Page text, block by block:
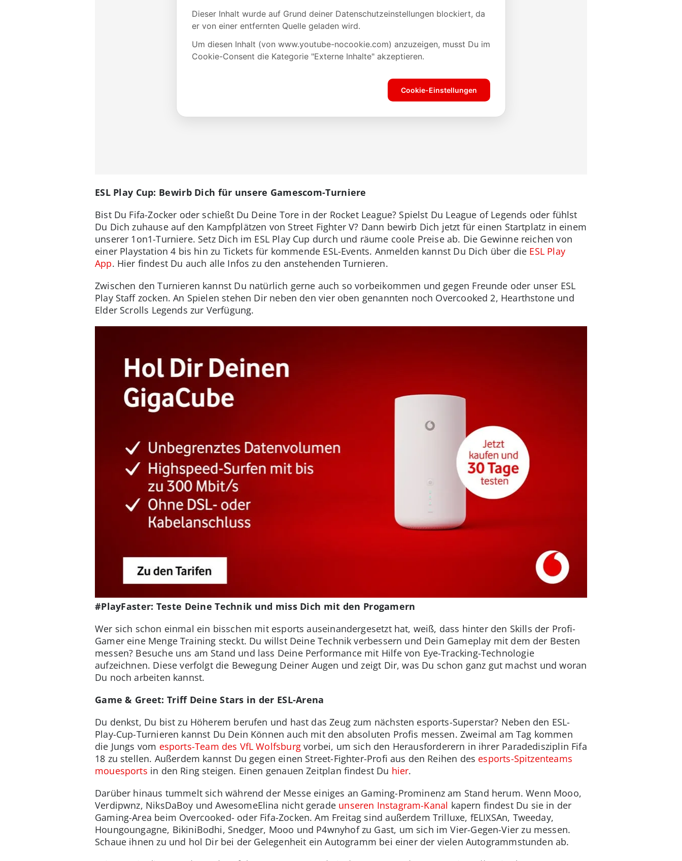
ESL Play Cup: Bewirb Dich für unsere Gamescom-Turniere
Bist Du Fifa-Zocker oder schießt Du Deine Tore in der Rocket League? Spielst Du League of Legends oder fühlst
Du Dich zuhause auf den Kampfplätzen von Street Fighter V? Dann bewirb Dich jetzt für einen Startplatz in einem
unserer 1on1-Turniere. Setz Dich im ESL Play Cup durch und räume coole Preise ab. Die Gewinne reichen von
einer Playstation 4 bis hin zu Tickets für kommende ESL-Events. Anmelden kannst Du Dich über die ESL Play
App. Hier findest Du auch alle Infos zu den anstehenden Turnieren.
Zwischen den Turnieren kannst Du natürlich gerne auch so vorbeikommen und gegen Freunde oder unser ESL
Play Staff zocken. An Spielen stehen Dir neben den vier oben genannten noch Overcooked 2, Hearthstone und
Elder Scrolls Legends zur Verfügung.
#PlayFaster: Teste Deine Technik und miss Dich mit den Progamern
Wer sich schon einmal ein bisschen mit esports auseinandergesetzt hat, weiß, dass hinter den Skills der Profi-
Gamer eine Menge Training steckt. Du willst Deine Technik verbessern und Dein Gameplay mit dem der Besten
messen? Besuche uns am Stand und lass Deine Performance mit Hilfe von Eye-Tracking-Technologie
aufzeichnen. Diese verfolgt die Bewegung Deiner Augen und zeigt Dir, was Du schon ganz gut machst und woran
Du noch arbeiten kannst.
Game & Greet: Triff Deine Stars in der ESL-Arena
Du denkst, Du bist zu Höherem berufen und hast das Zeug zum nächsten esports-Superstar? Neben den ESL-
Play-Cup-Turnieren kannst Du Dein Können auch mit den absoluten Profis messen. Zweimal am Tag kommen
die Jungs vom esports-Team des VfL Wolfsburgvorbei, um sich den Herausforderern in ihrer Paradedisziplin Fifa
18 zu stellen. Außerdem kannst Du gegen einen Street-Fighter-Profi aus den Reihen des esports-Spitzenteams
mouesports in den Ring steigen. Einen genauen Zeitplan findest Du hier.
Darüber hinaus tummelt sich während der Messe einiges an Gaming-Prominenz am Stand herum. Wenn Mooo,
Verdipwnz, NiksDaBoy und AwesomeElina nicht gerade unseren Instagram-Kanal kapern findest Du sie in der
Gaming-Area beim Overcooked- oder Fifa-Zocken. Am Freitag sind außerdem Trilluxe, fELIXSAn, Tweeday,
Houngoungagne, BikiniBodhi, Snedger, Mooo und P4wnyhof zu Gast, um sich im Vier-Gegen-Vier zu messen.
Schaue ihnen zu und hol Dir bei der Gelegenheit ein Autogramm bei einer der vielen Autogrammstunden ab.